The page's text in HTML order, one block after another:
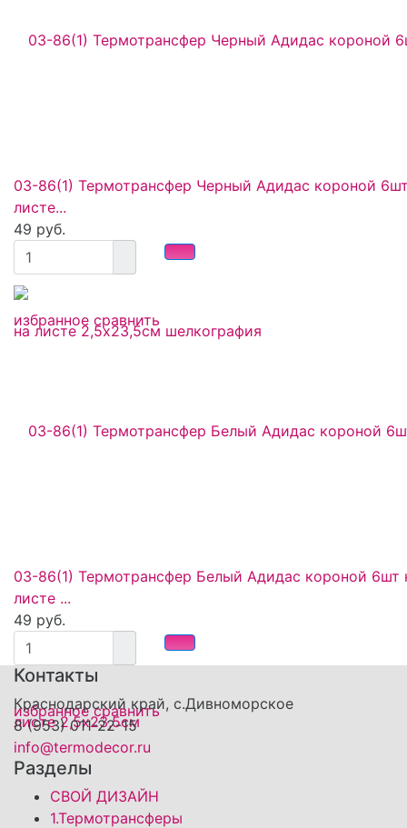
избранное сравнить
03-86(1) Термотрансфер Черный Адидас короной
листе...
49 руб.
избранное сравнить
03-86(1) Термотрансфер Белый Адидас короной 6шт
листе ...
49 руб.
Контакты
Краснодарский край, с.Дивноморское
8 (953) 011-22-15
info@termodecor.ru
Разделы
СВОЙ ДИЗАЙН
1.Термотрансферы